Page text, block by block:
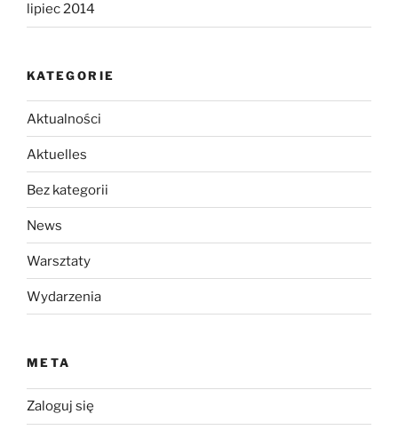
lipiec 2014
KATEGORIE
Aktualności
Aktuelles
Bez kategorii
News
Warsztaty
Wydarzenia
META
Zaloguj się